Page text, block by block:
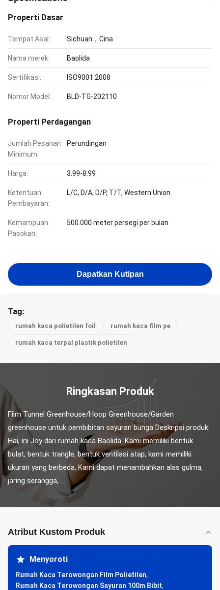
Properti Dasar
Tempat Asal: Sichuan，Cina
Nama merek: Baolida
Sertifikasi: ISO9001:2008
Nomor Model: BLD-TG-202110
Properti Perdagangan
Jumlah Pesanan
Minimum:
Perundingan
Harga: 3.99-8.99
Ketentuan
Pembayaran:
L/C, D/A, D/P, T/T, Western Union
Kemampuan
Pasokan:
500.000 meter persegi per bulan
Dapatkan Kutipan
Tag:
rumah kaca polietilen foil rumah kaca film pe
rumah kaca terpal plastik polietilen
Ringkasan Produk
Film Tunnel Greenhouse/Hoop Greenhouse/Garden
greenhouse untuk pembibitan sayuran bunga Deskripsi produk:
Hai, ini Joy dari rumah kaca Baolida. Kami memiliki bentuk
bulat, bentuk trangle, bentuk ventilasi atap, kami memiliki
ukuran yang berbeda, Kami dapat menambahkan alas gulma,
jaring serangga, ...
Atribut Kustom Produk
Menyoroti
Rumah Kaca Terowongan Film Polietilen,
Rumah Kaca Terowongan Sayuran 100m Bibit,